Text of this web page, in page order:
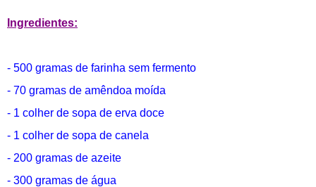
Ingredientes:
- 500 gramas de farinha sem fermento
- 70 gramas de amêndoa moída
- 1 colher de sopa de erva doce
- 1 colher de sopa de canela
- 200 gramas de azeite
- 300 gramas de água